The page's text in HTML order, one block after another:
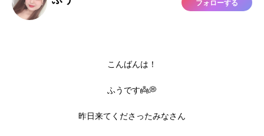
フォローする
こんばんは！
ふうです👼💭
昨日来てくださったみなさん